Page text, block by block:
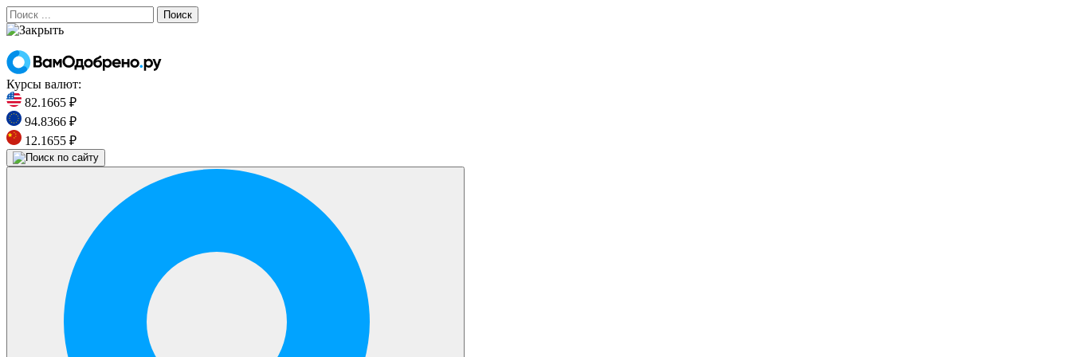
Поиск
Курсы валют:
82.1665 ₽
94.8366 ₽
12.1655 ₽